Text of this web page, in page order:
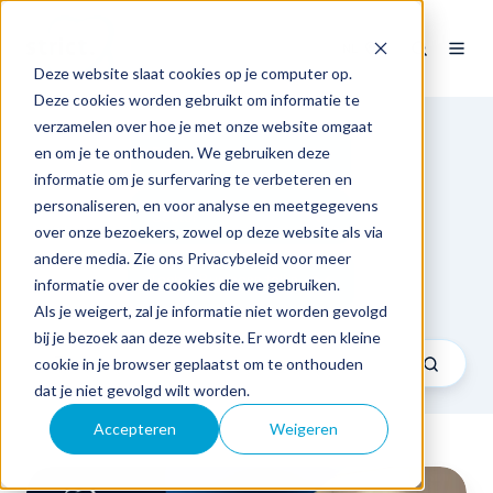
Deze website slaat cookies op je computer op.
Deze cookies worden gebruikt om informatie te
verzamelen over hoe je met onze website omgaat
en om je te onthouden. We gebruiken deze
informatie om je surfervaring te verbeteren en
personaliseren, en voor analyse en meetgegevens
over onze bezoekers, zowel op deze website als via
andere media. Zie ons Privacybeleid voor meer
informatie over de cookies die we gebruiken.
Als je weigert, zal je informatie niet worden gevolgd
bij je bezoek aan deze website. Er wordt een kleine
cookie in je browser geplaatst om te onthouden
dat je niet gevolgd wilt worden.
Accepteren Weigeren
Expertise
Sector
Tech & Business talks